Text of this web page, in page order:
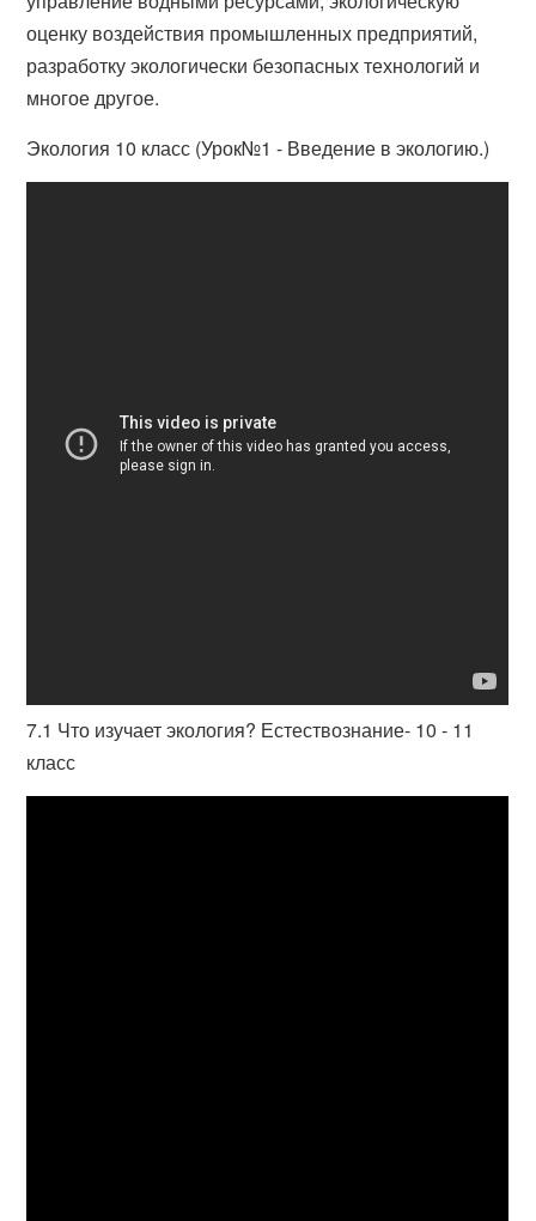
оценку воздействия промышленных предприятий,
разработку экологически безопасных технологий и
многое другое.
Экология 10 класс (Урок№1 - Введение в экологию.)
7.1 Что изучает экология? Естествознание- 10 - 11
класс